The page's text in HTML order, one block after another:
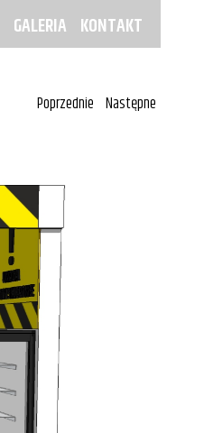
GALERIA KONTAKT
Poprzednie Następne